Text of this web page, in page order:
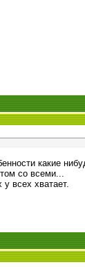
какие
со всеми...
всех хватает.